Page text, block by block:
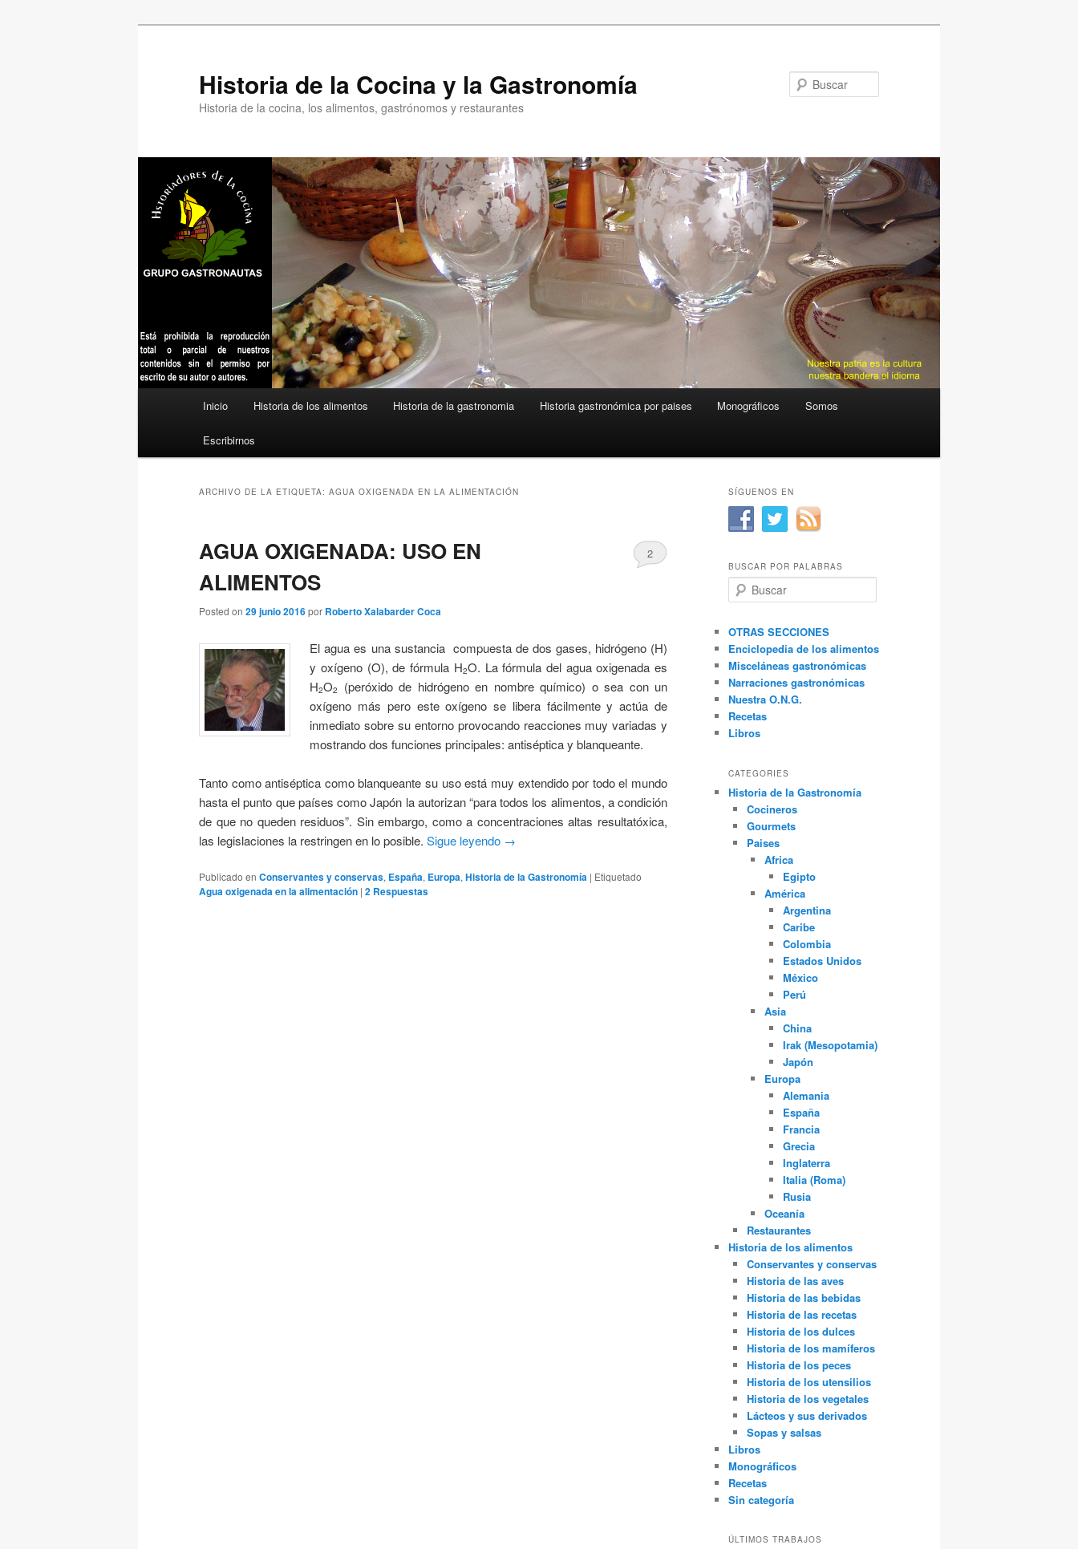
Historia de la Cocina y la Gastronomía
Historia de la cocina, los alimentos, gastrónomos y restaurantes
Inicio Historia de los alimentos Historia de la gastronomia Historia gastronómica por paises Monográficos Somos
Escribirnos
ARCHIVO DE LA ETIQUETA: AGUA OXIGENADA EN LA ALIMENTACIÓN
AGUA OXIGENADA: USO EN
ALIMENTOS
Posted on 29 junio 2016por Roberto Xalabarder Coca
2
El agua es una sustancia compuesta de dos gases, hidrógeno (H)
y oxígeno (O), de fórmula H2O. La fórmula del agua oxigenada es
H2O2
(peróxido de hidrógeno en nombre químico) o sea con un
oxígeno más pero este oxígeno se libera fácilmente y actúa de
inmediato sobre su entorno provocando reacciones muy variadas y
mostrando dos funciones principales: antiséptica y blanqueante.
Tanto como antiséptica como blanqueante su uso está muy extendido por todo el mundo
hasta el punto que países como Japón la autorizan “para todos los alimentos, a condición
de que no queden residuos”. Sin embargo, como a concentraciones altas resultatóxica,
las legislaciones la restringen en lo posible. Sigue leyendo →
Publicado en Conservantes y conservas, España, Europa, Historia de la Gastronomía | Etiquetado
Agua oxigenada en la alimentación | 2 Respuestas
SÍGUENOS EN
BUSCAR POR PALABRAS
u
c
a
r
OTRAS SECCIONES
Enciclopedia de los alimentos
Misceláneas gastronómicas
Narraciones gastronómicas
Nuestra O.N.G.
Recetas
Libros
CATEGORIES
Historia de la Gastronomía
Cocineros
Gourmets
Paises
Africa
Egipto
América
Argentina
Caribe
Colombia
Estados Unidos
México
Perú
Asia
China
Irak (Mesopotamia)
Japón
Europa
Alemania
España
Francia
Grecia
Inglaterra
Italia (Roma)
Rusia
Oceanía
Restaurantes
Historia de los alimentos
Conservantes y conservas
Historia de las aves
Historia de las bebidas
Historia de las recetas
Historia de los dulces
Historia de los mamíferos
Historia de los peces
Historia de los utensilios
Historia de los vegetales
Lácteos y sus derivados
Sopas y salsas
Libros
Monográficos
Recetas
Sin categoría
ÚLTIMOS TRABAJOS